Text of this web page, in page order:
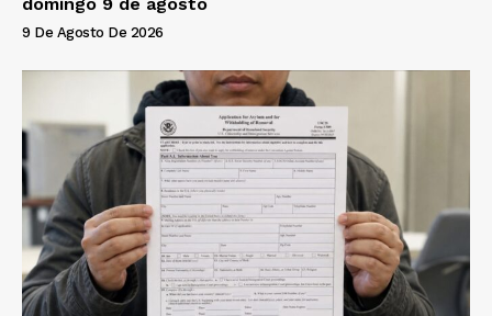
9 De Agosto De 2026